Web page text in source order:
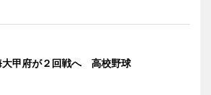
大甲府が２回戦へ 高校野球